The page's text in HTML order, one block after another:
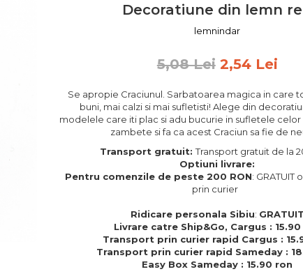
Decoratiune din lemn
lemnindar
5,08 Lei 2,54 Lei
Se apropie Craciunul. Sarbatoarea magica in care
buni, mai calzi si mai sufletisti! Alege din
modelele care iti plac si adu bucurie in sufletele celor
zambete si fa ca acest Craciun sa fie de
Transport gratuit:Transport gratuit de la
Optiuni livrare:
Pentru comenzile de peste 200 RON: GRATUIT
prin curier
Ridicare personala Sibiu: GRATUIT
Livrare catre Ship&Go, Cargus :
Transport prin curier rapid Cargus :
Transport prin curier rapid Sameday :
Easy Box Sameday : 15.90 ron